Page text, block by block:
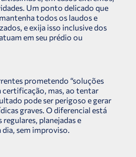
Um ponto delicado que
todos os laudos e
e exija isso inclusive dos
em seu prédio ou
prometendo “soluções
certificação, mas, ao tentar
pode ser perigoso e gerar
graves. O diferencial está
planejadas e
dia, sem improviso.